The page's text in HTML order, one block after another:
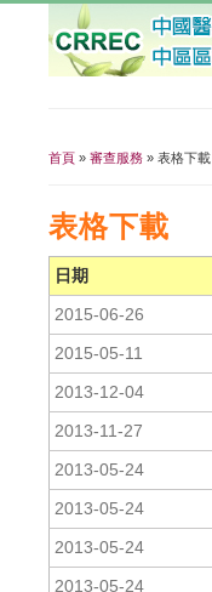
首頁 » 審查服務 » 表格下載
表格下載
日期
2015-06-26
2015-05-11
2013-12-04
2013-11-27
2013-05-24
2013-05-24
2013-05-24
2013-05-24